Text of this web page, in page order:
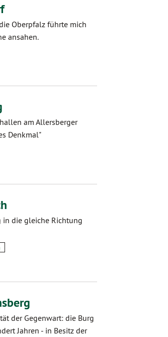
Oberpfalz führte mich
ansahen.
am Allersberger
Denkmal"
in die gleiche Richtung
der Gegenwart: die Burg
Jahren - in Besitz der